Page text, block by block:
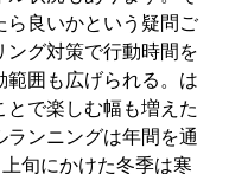
良いかという疑問ご
グ対策で行動時間を
囲も広げられる。は
で楽しむ幅も増えた
ンニングは年間を通
旬にかけた冬季は寒